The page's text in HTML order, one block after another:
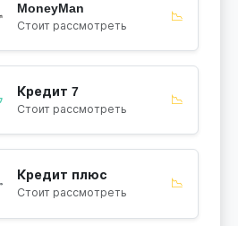
MoneyMan
Стоит рассмотреть
📉
Кредит 7
Стоит рассмотреть
📉
Кредит плюс
Стоит рассмотреть
📉